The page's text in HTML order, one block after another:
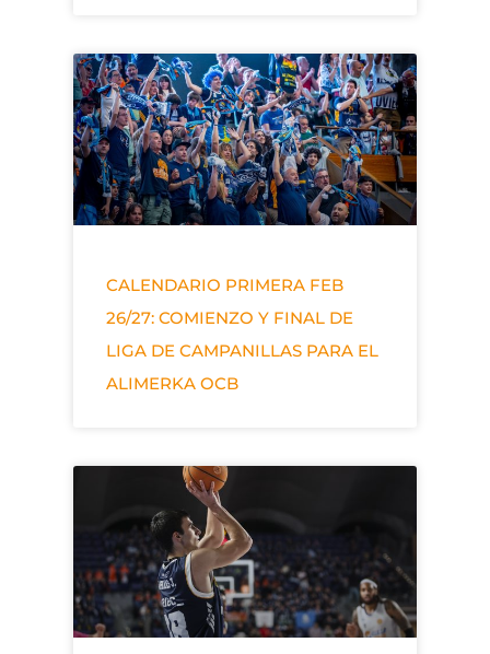
CALENDARIO PRIMERA FEB
26/27: COMIENZO Y FINAL DE
LIGA DE CAMPANILLAS PARA EL
ALIMERKA OCB